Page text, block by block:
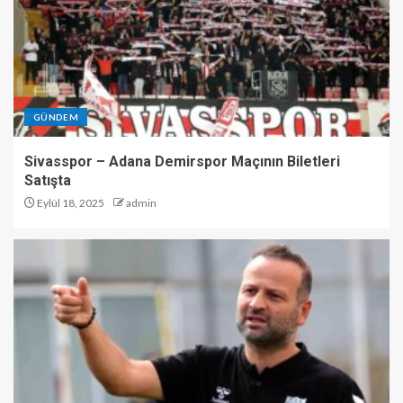
GÜNDEM
Sivasspor – Adana Demirspor Maçının Biletleri
Satışta
Eylül 18, 2025 admin